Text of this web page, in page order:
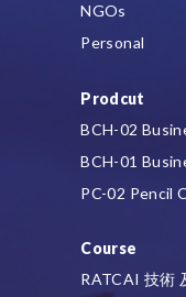
NGOs
Personal
Prodcut
BCH-02
BCH-01
PC-02 Pencil
Course
RATCAI 技術